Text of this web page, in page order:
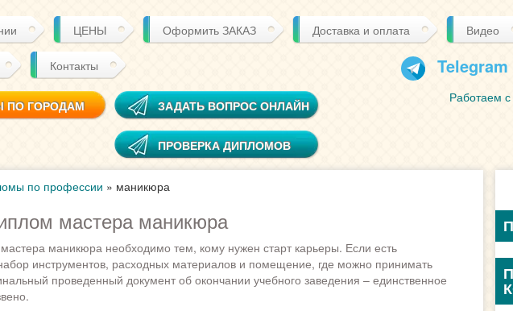
ЦЕНЫ Оформить ЗАКАЗ Доставка и оплата Видео
Контакты
ПО ГОРОДАМ ЗАДАТЬ ВОПРОС ОНЛАЙН
ПРОВЕРКА ДИПЛОМОВ
Telegram
Работаем
по профессии » маникюра
мастера маникюра
маникюра необходимо тем, кому нужен старт карьеры. Если есть
инструментов, расходных материалов и помещение, где можно принимать
проведенный документ об окончании учебного заведения – единственное